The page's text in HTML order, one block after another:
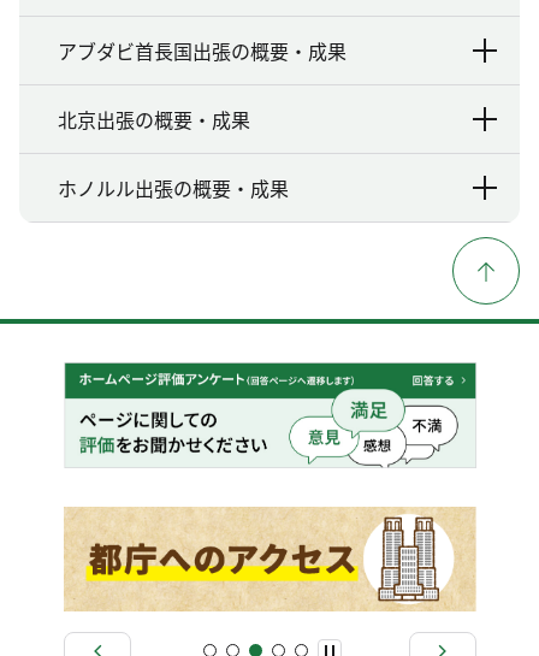
アブダビ首長国出張の概要・成果
北京出張の概要・成果
ホノルル出張の概要・成果